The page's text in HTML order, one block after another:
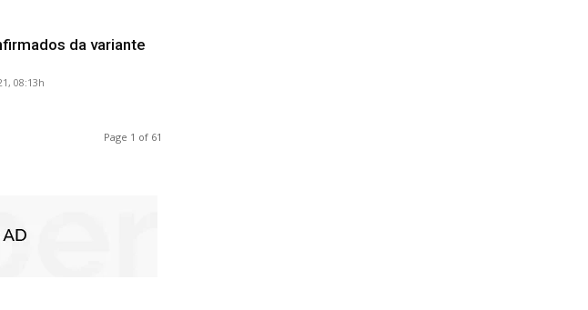
da variante
08:13h
Page 1 of 61